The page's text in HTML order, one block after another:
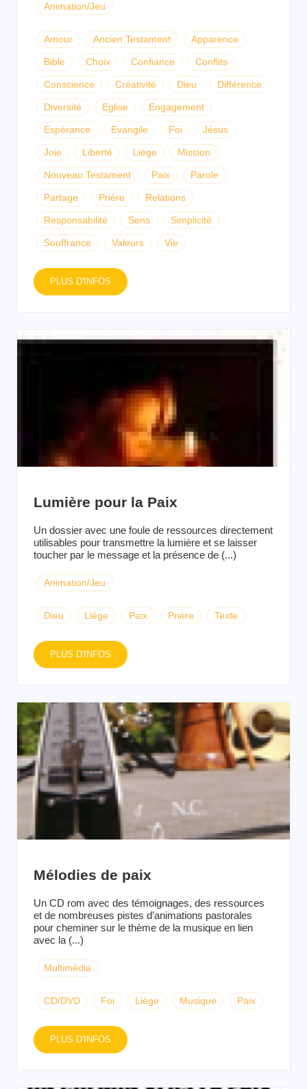
Animation/Jeu
Amour Ancien Testament Apparence
Bible Choix Confiance Conflits
Conscience Créativité Dieu Différence
Diversité Eglise Engagement
Espérance Evangile Foi Jésus
Joie Liberté Liège Mission
Nouveau Testament Paix Parole
Partage Prière Relations
Responsabilité Sens Simplicité
Souffrance Valeurs Vie
PLUS D'INFOS
Lumière pour la Paix
Un dossier avec une foule de ressources directement
utilisables pour transmettre la lumière et se laisser
toucher par le message et la présence de (...)
Animation/Jeu
Dieu Liège Paix Prière Texte
PLUS D'INFOS
Mélodies de paix
Un CD rom avec des témoignages, des ressources
et de nombreuses pistes d’animations pastorales
pour cheminer sur le thème de la musique en lien
avec la (...)
Multimédia
CD/DVD Foi Liège Musique Paix
PLUS D'INFOS